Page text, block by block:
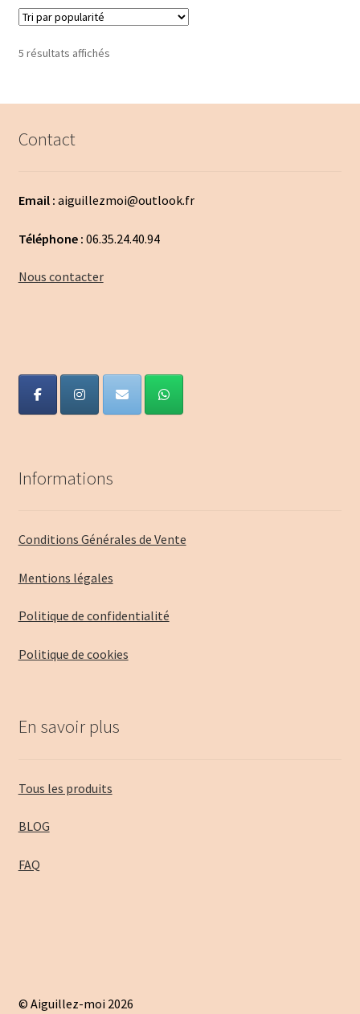
5 résultats affichésTrié
Contact
Email : aiguillezmoi@outlook.fr
Téléphone : 06.35.24.40.94
Nous contacter
Informations
Conditions Générales de Vente
Mentions légales
Politique de confidentialité
Politique de cookies
En savoir plus
Tous les produits
BLOG
FAQ
© Aiguillez-moi 2026